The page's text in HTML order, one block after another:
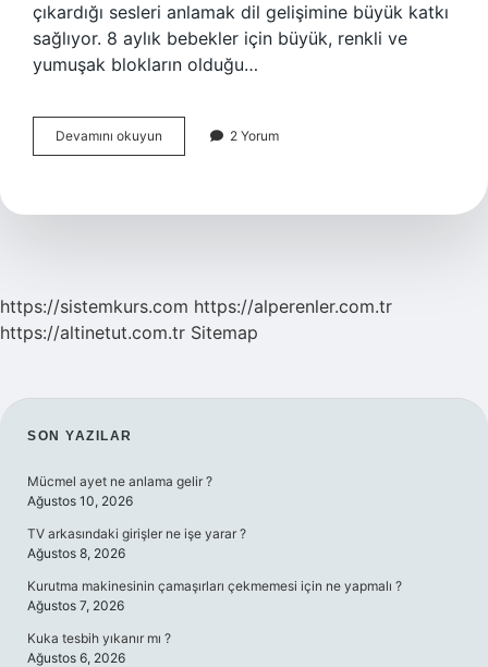
çıkardığı sesleri anlamak dil gelişimine büyük katkı
sağlıyor. 8 aylık bebekler için büyük, renkli ve
yumuşak blokların olduğu…
Devamını okuyun
Aylık
Söyleyebilir
2 Yorum
https://sistemkurs.com https://alperenler.com.tr
https://altinetut.com.tr Sitemap
SIDEBAR
SON YAZILAR
Mücmel ayet ne anlama gelir ?
Ağustos 10, 2026
TV arkasındaki girişler ne işe yarar ?
Ağustos 8, 2026
Kurutma makinesinin çamaşırları çekmemesi için ne yapmalı ?
Ağustos 7, 2026
Kuka tesbih yıkanır mı ?
Ağustos 6, 2026